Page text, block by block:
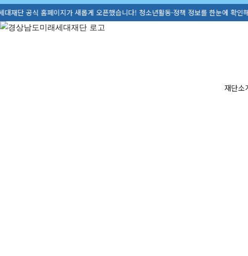
홈페이지가 새롭게 오픈했습니다! 청소년활동·정책 정보를 한눈에 확인해보세요.
재단소